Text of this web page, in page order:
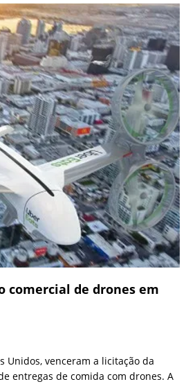
comercial de drones em
Unidos, venceram a licitação da
entregas de comida com drones. A